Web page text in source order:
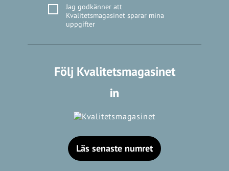
Jag godkänner att
Kvalitetsmagasinet sparar mina
uppgifter
Följ Kvalitetsmagasinet
Läs senaste numret